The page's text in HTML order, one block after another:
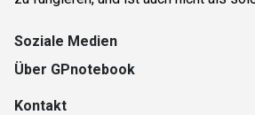
Soziale Medien
Über GPnotebook
Kontakt